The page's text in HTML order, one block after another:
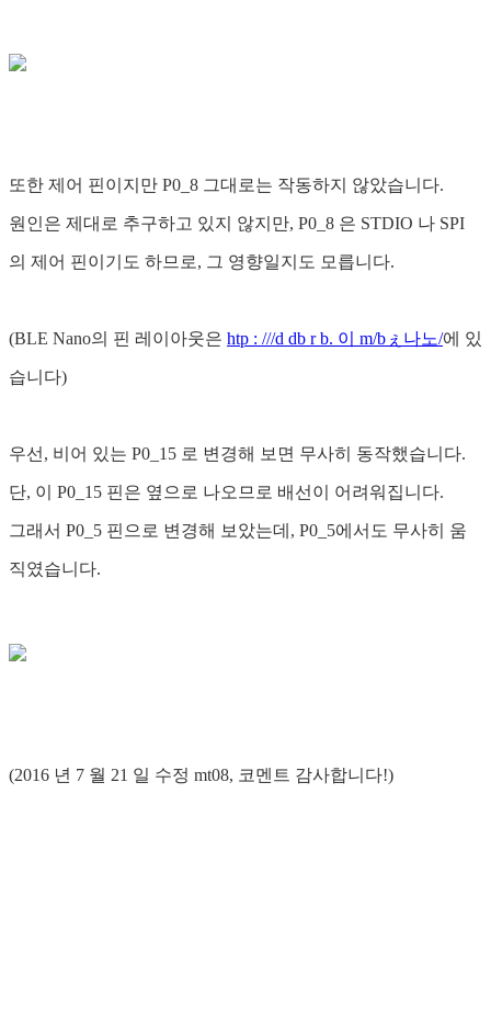
또한 제어 핀이지만 P0_8 그대로는 작동하지 않았습니다.
원인은 제대로 추구하고 있지 않지만, P0_8 은 STDIO 나 SPI
의 제어 핀이기도 하므로, 그 영향일지도 모릅니다.
(BLE Nano의 핀 레이아웃은 htp : ///d db r b. 이 m/bぇ나노/에 있
습니다)
우선, 비어 있는 P0_15 로 변경해 보면 무사히 동작했습니다.
단, 이 P0_15 핀은 옆으로 나오므로 배선이 어려워집니다.
그래서 P0_5 핀으로 변경해 보았는데, P0_5에서도 무사히 움
직였습니다.
(2016 년 7 월 21 일 수정 mt08, 코멘트 감사합니다!)